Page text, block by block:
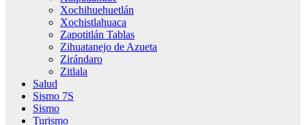
Xochihuehuetlán
Xochistlahuaca
Zapotitlán Tablas
Zihuatanejo de Azueta
Zirándaro
Zitlala
Salud
Sismo 7S
Sismo
Turismo